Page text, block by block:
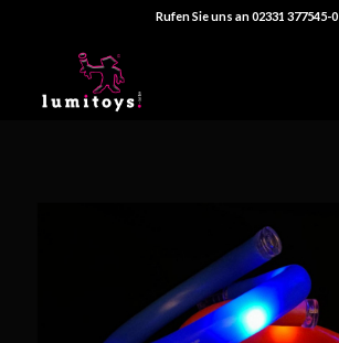
Rufen Sie uns an 02331 377545-0